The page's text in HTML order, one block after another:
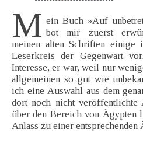
M ein Buch »Auf
bot mir zuerst
meinen alten Schriften einige
Leserkreis der Gegenwart
Interesse, er war, weil nur
allgemeinen so gut wie
ich eine Auswahl aus dem
dort noch nicht veröffentlichte
über den Bereich von Ägypten
Anlass zu einer entsprechenden